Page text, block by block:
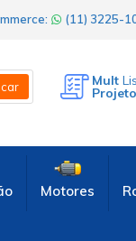
(11) 3225-
Mult
Motores